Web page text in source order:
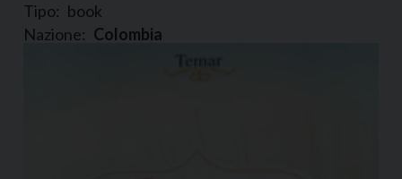
Tipo: book
Nazione: Colombia